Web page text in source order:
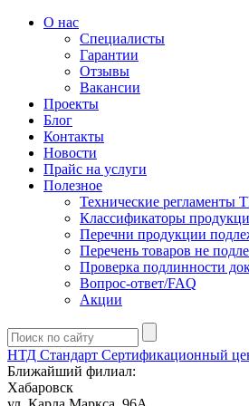
О нас
Специалисты
Гарантии
Отзывы
Вакансии
Проекты
Блог
Контакты
Новости
Прайс на услуги
Полезное
Технические регламенты
Классификаторы
Перечни продукции
Перечень товаров не
Проверка подлинности
Вопрос-ответ/FAQ
Акции
НТД Стандарт Сертификационный
Ближайший филиал:
Хабаровск